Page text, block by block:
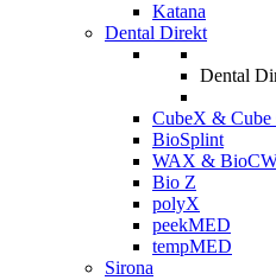
Katana
Dental Direkt
Dental
CubeX & Cube
BioSplint
WAX &
Bio Z
polyX
peekMED
tempMED
Sirona